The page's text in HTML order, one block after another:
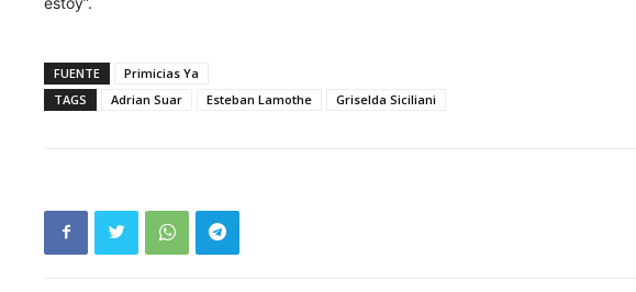
FUENTE
Primicias Ya
TAGS
Adrian Suar Esteban Lamothe Griselda Siciliani